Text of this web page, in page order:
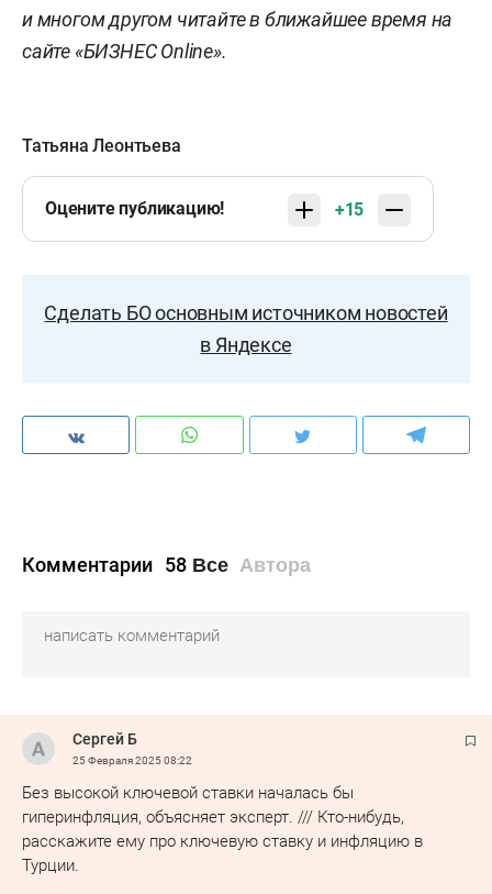
и многом другом читайте в ближайшее время на
сайте «БИЗНЕС Online».
Татьяна Леонтьева
Оцените публикацию! +15
Сделать БО основным источником новостей
в Яндексе
Комментарии 58 Все Автора
Сергей Б
25 Февраля 202508:22
Без высокой ключевой ставки началась бы
гиперинфляция, объясняет эксперт. /// Кто-нибудь,
расскажите ему про ключевую ставку и инфляцию в
Турции.